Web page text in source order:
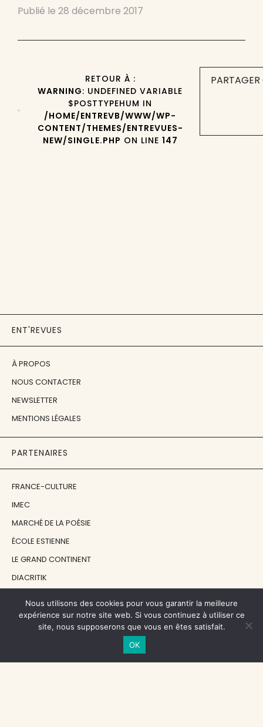
Publié le 28 décembre 2017
RETOUR À :
WARNING: UNDEFINED VARIABLE
$POSTTYPEHUM IN
/HOME/ENTREVB/WWW/WP-
CONTENT/THEMES/ENTREVUES-
NEW/SINGLE.PHP ON LINE 147
ENT'REVUES
À PROPOS
NOUS CONTACTER
NEWSLETTER
MENTIONS LÉGALES
PARTENAIRES
FRANCE-CULTURE
IMEC
MARCHÉ DE LA POÉSIE
ÉCOLE ESTIENNE
LE GRAND CONTINENT
DIACRITIK
NOS SOUTIENS
CENTRE NATIONAL DU LIVRE
Nous utilisons des cookies pour vous garantir la meilleure
expérience sur notre site web. Si vous continuez à utiliser ce
site, nous supposerons que vous en êtes satisfait.
OK